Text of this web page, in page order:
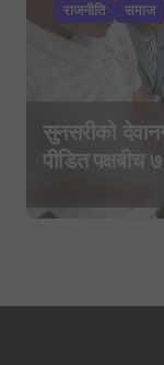
राजनीति
समाज
सुनसरीको
पीडित पक्षबीच